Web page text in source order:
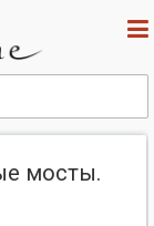
мосты.